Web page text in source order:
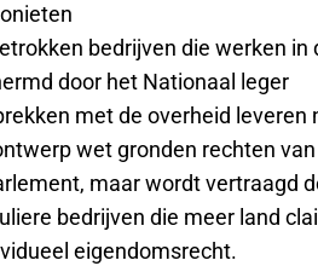
bedrijven die werken
door het Nationaal leger
met de overheid leveren
wet gronden rechten
maar wordt vertraagd
bedrijven die meer land
eigendomsrecht.